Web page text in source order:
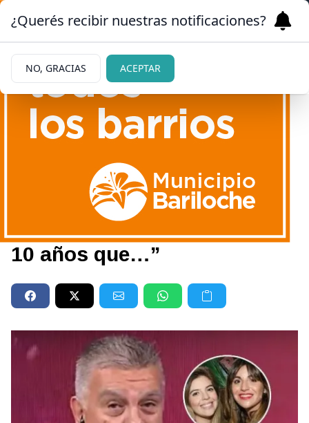
El chisme que reveló Luis
Ventura sobre Dalma y
Gianinna Maradona: “Hace
10 años que…”
¿Querés recibir nuestras notificaciones?
NO, GRACIAS ACEPTAR